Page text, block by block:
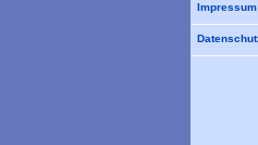
Impressum